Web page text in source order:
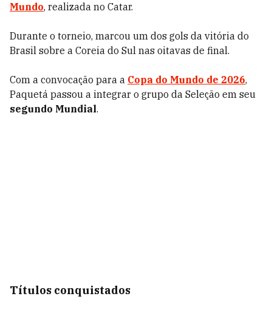
Mundo, realizada no Catar.
Durante o torneio, marcou um dos gols da vitória do
Brasil sobre a Coreia do Sul nas oitavas de final.
Com a convocação para a Copa do Mundo de 2026,
Paquetá passou a integrar o grupo da Seleção em seu
segundo Mundial.
Títulos conquistados